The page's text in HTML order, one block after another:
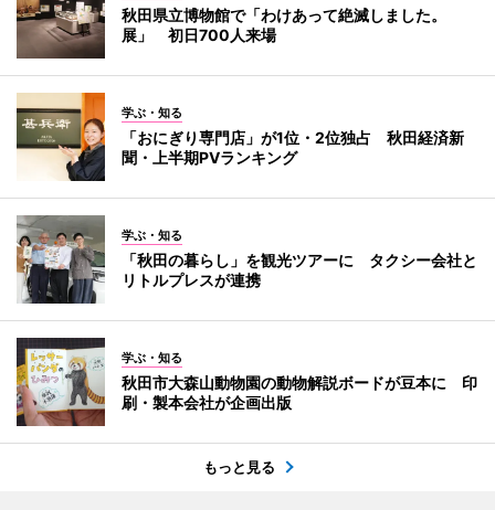
秋田県立博物館で「わけあって絶滅しました。
展」 初日700人来場
学ぶ・知る
「おにぎり専門店」が1位・2位独占 秋田経済新
聞・上半期PVランキング
学ぶ・知る
「秋田の暮らし」を観光ツアーに タクシー会社と
リトルプレスが連携
学ぶ・知る
秋田市大森山動物園の動物解説ボードが豆本に 印
刷・製本会社が企画出版
もっと見る